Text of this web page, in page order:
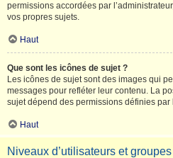
permissions accordées par
vos propres sujets.
Haut
Que sont les icônes de sujet ?
Les icônes de sujet sont des images qui
messages pour refléter leur contenu. La
sujet dépend des permissions définies par
Haut
Niveaux d’utilisateurs et groupes